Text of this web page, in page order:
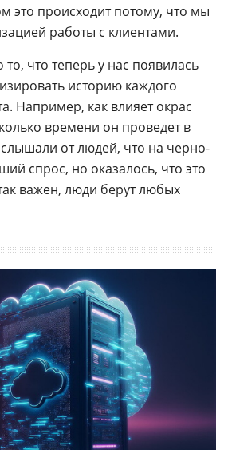
это происходит потому, что мы
работы с клиентами.
что теперь у нас появилась
историю каждого
Например, как влияет окрас
времени он проведет в
от людей, что на черно-
спрос, но оказалось, что это
важен, люди берут любых